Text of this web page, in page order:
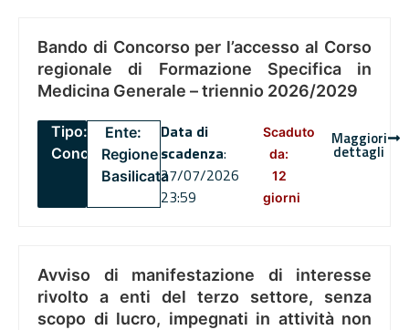
Bando di Concorso per l’accesso al Corso
regionale di Formazione Specifica in
Medicina Generale – triennio 2026/2029
Tipo:
Concorsi
Ente:
Regione
Basilicata
Data di
scadenza:
27/07/2026
23:59
Scaduto
da:
12
giorni
Maggiori
dettagli
Avviso di manifestazione di interesse
rivolto a enti del terzo settore, senza
scopo di lucro, impegnati in attività non